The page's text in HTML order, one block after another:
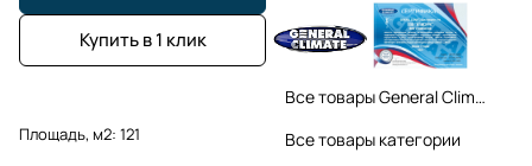
Купить в 1 клик
Площадь, м2: 121
Все товары General Climate
Все товары категории